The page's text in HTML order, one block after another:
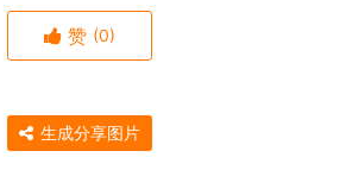
赞 (0)
生成分享图片